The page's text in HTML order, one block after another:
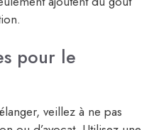
pour le
veillez à ne pas